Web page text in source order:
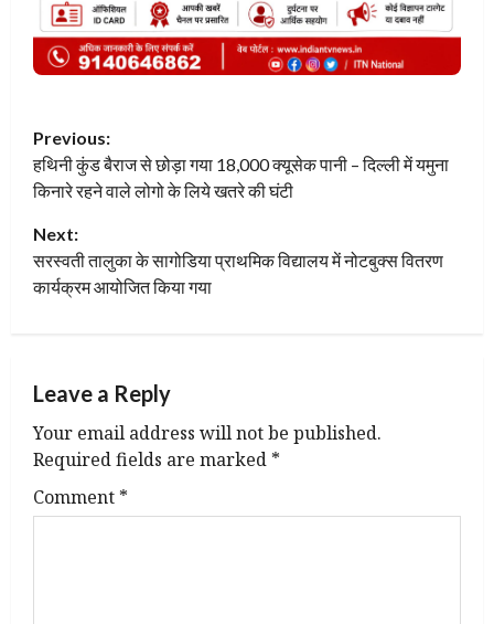
P
o
s
t
v
i
g
Previous:
हथिनी कुंड बैराज से छोड़ा गया 18,000 क्यूसेक पानी – दिल्ली में यमुना
किनारे रहने वाले लोगो के लिये खतरे की घंटी
Next:
सरस्वती तालुका के सागोडिया प्राथमिक विद्यालय में नोटबुक्स वितरण
कार्यक्रम आयोजित किया गया
Leave a Reply
Your email address will not be published.
Required fields are marked *
Comment *